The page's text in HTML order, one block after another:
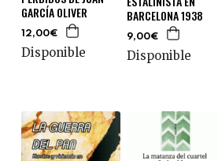
GARCÍA OLIVER
12,00€
Disponible
BARCELONA 1938
9,00€
Disponible